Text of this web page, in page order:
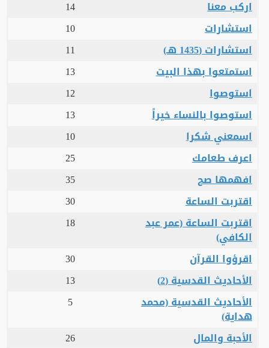
اركب معنا
14
استشارات
10
استشارات (1435 هـ)
11
استمتعوا بهذا البيت
13
استوصوا
12
استوصوا بالنساء خيراً
13
اسمعني شكرا
10
اعرف طعامك
25
افهمها صح
35
اقتربت الساعة
30
اقتربت الساعة (عمر عبد
الكافي)
18
اقرؤوا القرآن
30
الأحاديث القدسية (2)
13
الأحاديث القدسية (محمد
هداية)
5
الأحبة والمال
26